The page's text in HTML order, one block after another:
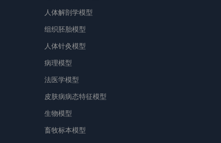
人体解剖学模型
组织胚胎模型
人体针灸模型
病理模型
法医学模型
皮肤病病态特征模型
生物模型
畜牧标本模型